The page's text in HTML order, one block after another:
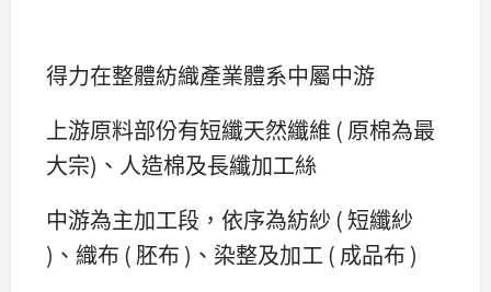
得力在整體紡織產業體系中屬中游
上游原料部份有短纖天然纖維 ( 原棉為最
大宗)、人造棉及長纖加工絲
中游為主加工段，依序為紡紗 ( 短纖紗
)、織布 ( 胚布 )、染整及加工 ( 成品布 )